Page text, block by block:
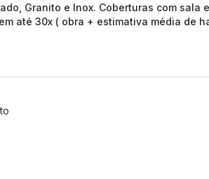
Granito e Inox. Coberturas com sala
até 30x ( obra + estimativa média de